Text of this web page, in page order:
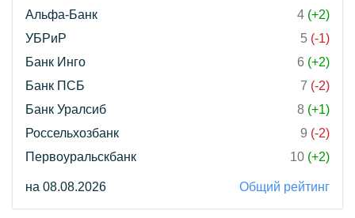
Альфа-Банк
4 (+2)
УБРиР
5 (-1)
Банк Инго
6 (+2)
Банк ПСБ
7 (-2)
Банк Уралсиб
8 (+1)
Россельхозбанк
9 (-2)
Первоуральскбанк
10 (+2)
на 08.08.2026 Общий рейтинг